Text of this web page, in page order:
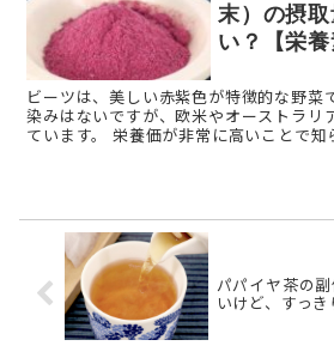
末）の摂
い？【栄養
ビーツは、美しい赤紫色が特徴的な野菜
染みはないですが、欧米やオーストラリ
ています。 栄養価が非常に高いことで
パパイヤ茶の
いけど、すっ